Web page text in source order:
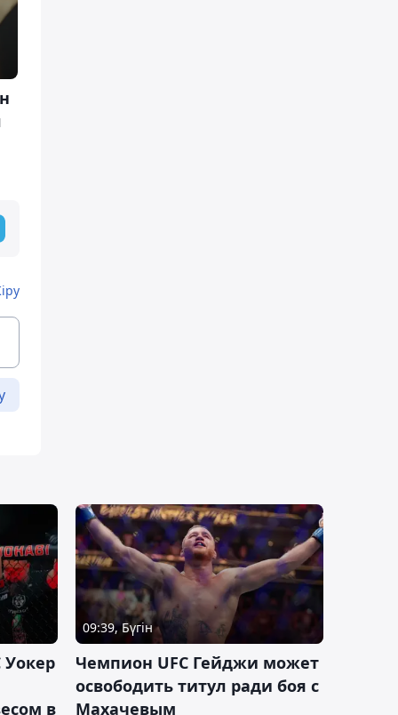
Уокер
в
09:39, Бүгін
Чемпион UFC Гейджи может
освободить титул ради боя с
Махачевым